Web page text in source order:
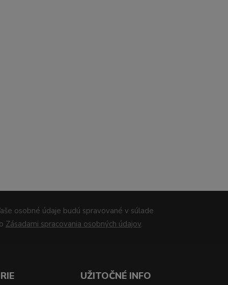
osobné údaje budú spravované v súlade
Zásadami spracovania osobných údajov.
UŽITOČNÉ INFO